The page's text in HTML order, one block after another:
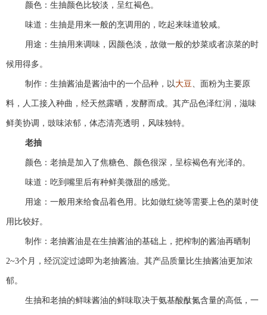
颜色：生抽颜色比较淡，呈红褐色。
味道：生抽是用来一般的烹调用的，吃起来味道较咸。
用途：生抽用来调味，因颜色淡，故做一般的炒菜或者凉菜的时
候用得多。
制作：生抽酱油是酱油中的一个品种，以大豆、面粉为主要原
料，人工接入种曲，经天然露晒，发酵而成。其产品色泽红润，滋味
鲜美协调，豉味浓郁，体态清亮透明，风味独特。
老抽
颜色：老抽是加入了焦糖色、颜色很深，呈棕褐色有光泽的。
味道：吃到嘴里后有种鲜美微甜的感觉。
用途：一般用来给食品着色用。比如做红烧等需要上色的菜时使
用比较好。
制作：老抽酱油是在生抽酱油的基础上，把榨制的酱油再晒制
2~3个月，经沉淀过滤即为老抽酱油。其产品质量比生抽酱油更加浓
郁。
生抽和老抽的鲜味酱油的鲜味取决于氨基酸酞氮含量的高低，一